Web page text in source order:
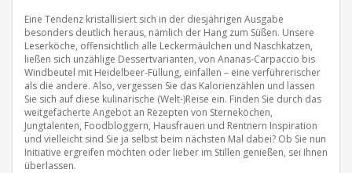
Eine Tendenz kristallisiert sich in der diesjährigen Ausgabe
besonders deutlich heraus, nämlich der Hang zum Süßen. Unsere
Leserköche, offensichtlich alle Leckermäulchen und Naschkatzen,
ließen sich unzählige Dessertvarianten, von Ananas-Carpaccio bis
Windbeutel mit Heidelbeer-Füllung, einfallen – eine verführerischer
als die andere. Also, vergessen Sie das Kalorienzählen und lassen
Sie sich auf diese kulinarische (Welt-)Reise ein. Finden Sie durch das
weitgefächerte Angebot an Rezepten von Sterneköchen,
Jungtalenten, Foodbloggern, Hausfrauen und Rentnern Inspiration
und vielleicht sind Sie ja selbst beim nächsten Mal dabei? Ob Sie nun
Initiative ergreifen möchten oder lieber im Stillen genießen, sei Ihnen
überlassen.